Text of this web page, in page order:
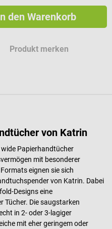
den Warenkorb
Produkt merken
von Katrin
Papierhandtücher
mit besonderer
eignen sie sich
von Katrin. Dabei
Designs eine
Tücher. Die saugstarken
in 2- oder 3-lagiger
mit eher geringem oder